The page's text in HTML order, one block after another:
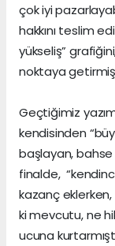
çok iyi
hakkını teslim
yükseliş”
noktaya
Geçtiğimiz
kendisinden
başlayan, bahse
finalde,
kazanç
ki mevcutu, ne
ucuna